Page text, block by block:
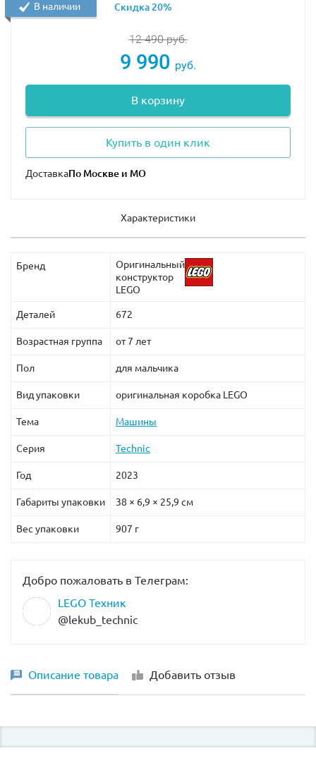
12 490руб.
9 990 руб.
В корзину
Купить в один клик
Доставка
В наличии Скидка 20%
Характеристики
Бренд
Оригинальный
конструктор
LEGO
Деталей 672
Возрастная группа от 7 лет
Пол для мальчика
Вид упаковки оригинальная коробка LEGO
Тема Машины
Серия Technic
Год 2023
Габариты упаковки 38 × 6,9 × 25,9 см
Вес упаковки 907 г
Добро пожаловать в Телеграм:
LEGO Техник
@lekub_technic
Описание товара Добавить отзыв